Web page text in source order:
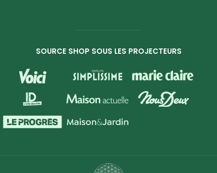
SOURCE SHOP SOUS LES PROJECTEURS